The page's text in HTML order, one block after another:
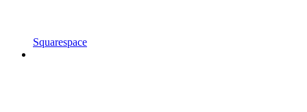
Squarespace